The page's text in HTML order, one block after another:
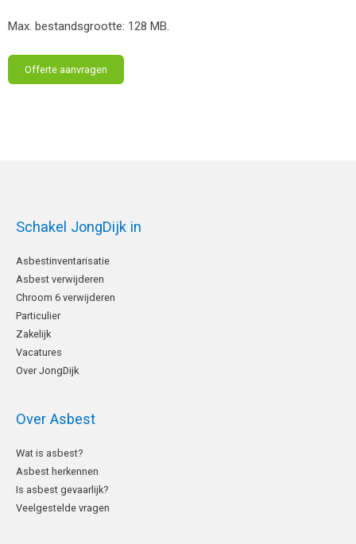
Max. bestandsgrootte: 128 MB.
Schakel JongDijk in
Asbestinventarisatie
Asbest verwijderen
Chroom 6 verwijderen
Particulier
Zakelijk
Vacatures
Over JongDijk
Over Asbest
Wat is asbest?
Asbest herkennen
Is asbest gevaarlijk?
Veelgestelde vragen